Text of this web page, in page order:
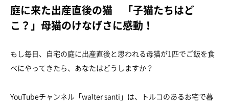
庭に来た出産直後の猫 「子猫たちはど
こ？」母猫のけなげさに感動！
もし毎日、自宅の庭に出産直後と思われる母猫が1匹でご飯を食
べにやってきたら、あなたはどうしますか？
YouTubeチャンネル「walter santi」は、トルコのあるお宅で暮